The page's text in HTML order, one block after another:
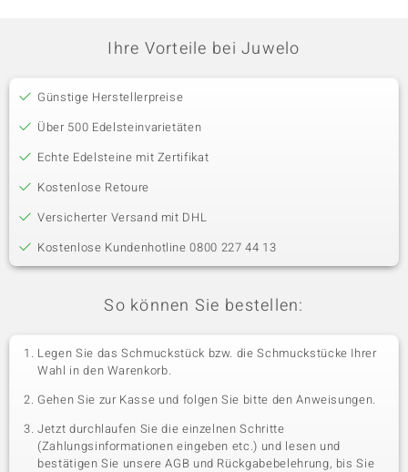
Ihre Vorteile bei Juwelo
Günstige Herstellerpreise
Über 500 Edelsteinvarietäten
Echte Edelsteine mit Zertifikat
Kostenlose Retoure
Versicherter Versand mit DHL
Kostenlose Kundenhotline 0800 227 44 13
So können Sie bestellen:
Legen Sie das Schmuckstück bzw. die Schmuckstücke Ihrer
Wahl in den Warenkorb.
Gehen Sie zur Kasse und folgen Sie bitte den Anweisungen.
Jetzt durchlaufen Sie die einzelnen Schritte
(Zahlungsinformationen eingeben etc.) und lesen und
bestätigen Sie unsere AGB und Rückgabebelehrung, bis Sie